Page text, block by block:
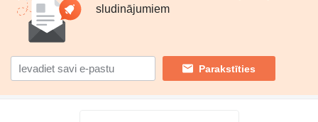
sludinājumiem
Parakstīties